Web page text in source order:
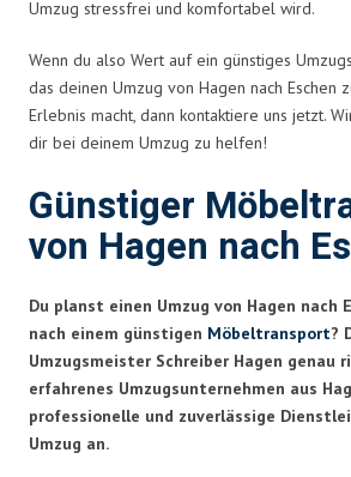
Umzug stressfrei und komfortabel wird.
Wenn du also Wert auf ein günstiges
das deinen Umzug von Hagen nach Eschen
Erlebnis macht, dann kontaktiere uns jetzt.
dir bei deinem Umzug zu helfen!
Günstiger
von Hagen nach
Du planst einen Umzug von Hagen nach
nach einem günstigen Möbeltransport?
Umzugsmeister Schreiber Hagen genau
erfahrenes Umzugsunternehmen aus
professionelle und zuverlässige
Umzug an.